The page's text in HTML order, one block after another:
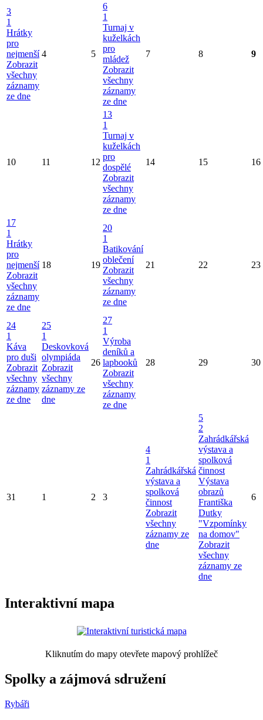
3
1
Hrátky
pro
nejmenší
Zobrazit
všechny
záznamy
ze dne
4 5
6
1
Turnaj v
kuželkách
pro
mládež
Zobrazit
všechny
záznamy
ze dne
7 8 9
10 11 12
13
1
Turnaj v
kuželkách
pro
dospělé
Zobrazit
všechny
záznamy
ze dne
14 15 16
17
1
Hrátky
pro
nejmenší
Zobrazit
všechny
záznamy
ze dne
18 19
20
1
Batikování
oblečení
Zobrazit
všechny
záznamy
ze dne
21 22 23
24
1
Káva
pro duši
Zobrazit
všechny
záznamy
ze dne
25
1
Deskovková
olympiáda
Zobrazit
všechny
záznamy ze
dne
26
27
1
Výroba
deníků a
lapbooků
Zobrazit
všechny
záznamy
ze dne
28 29 30
31 1 2 3
4
1
Zahrádkářská
výstava a
spolková
činnost
Zobrazit
všechny
záznamy ze
dne
5
2
Zahrádkářská
výstava a
spolková
činnost
Výstava
obrazů
Františka
Dutky
"Vzpomínky
na domov"
Zobrazit
všechny
záznamy ze
dne
6
Interaktivní mapa
Kliknutím do mapy otevřete mapový prohlížeč
Spolky a zájmová sdružení
Rybáři